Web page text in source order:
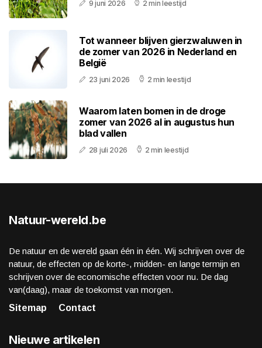
9 juni 2026 2 min leestijd
Tot wanneer blijven gierzwaluwen in
de zomer van 2026 in Nederland en
België
23 juni 2026 2 min leestijd
Waarom laten bomen in de droge
zomer van 2026 al in augustus hun
blad vallen
28 juli 2026 2 min leestijd
Natuur-wereld.be
De natuur en de wereld gaan één in één. Wij schrijven over de
natuur, de effecten op de korte-, midden- en lange termijn en
schrijven over de economische effecten voor nu. De dag
van(daag), maar de toekomst van morgen.
Sitemap
Contact
Nieuwe artikelen